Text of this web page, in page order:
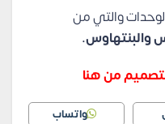
والتي من
والبنتهاوس.
من هنا
واتساب